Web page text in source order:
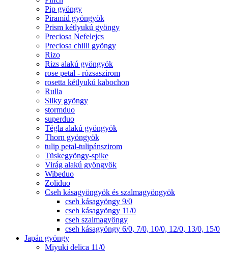
Pip gyöngy
Piramid gyöngyök
Prism kétlyukú gyöngy
Preciosa Nefelejcs
Preciosa chilli gyöngy
Rizo
Rizs alakú gyöngyök
rose petal - rózsaszirom
rosetta kétlyukú kabochon
Rulla
Silky gyöngy
stormduo
superduo
Tégla alakú gyöngyök
Thorn gyöngyök
tulip petal-tulipánszirom
Tüskegyöngy-spike
Virág alakú gyöngyök
Wibeduo
Zoliduo
Cseh kásagyöngyök és szalmagyöngyök
cseh kásagyöngy 9/0
cseh kásagyöngy 11/0
cseh szalmagyöngy
cseh kásagyöngy 6/0, 7/0, 10/0, 12/0, 13/0, 15/0
Japán gyöngy
Miyuki delica 11/0